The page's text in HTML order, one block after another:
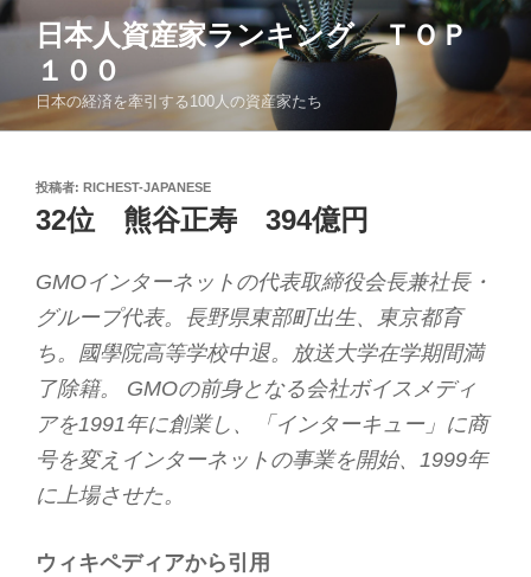
コ
ン
ツ
日本人資産家ランキング ＴＯＰ
１００
日本の経済を牽引する100人の資産家たち
投
稿
日:
投稿者: RICHEST-JAPANESE
32位 熊谷正寿 394億円
GMOインターネットの代表取締役会長兼社長・
グループ代表。長野県東部町出生、東京都育
ち。國學院高等学校中退。放送大学在学期間満
了除籍。 GMOの前身となる会社ボイスメディ
アを1991年に創業し、「インターキュー」に商
号を変えインターネットの事業を開始、1999年
に上場させた。
ウィキペディアから引用